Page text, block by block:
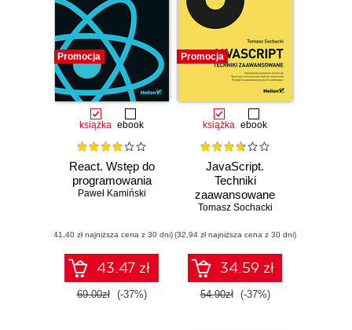
Promocja
książka ebook
React. Wstęp do
programowania
Paweł Kamiński
(41,40 zł najniższa cena z 30 dni)
43.47 zł
69.00zł (-37%)
Promocja
książka ebook
JavaScript.
Techniki
zaawansowane
Tomasz Sochacki
(32,94 zł najniższa cena z 30 dni)
34.59 zł
54.90zł (-37%)